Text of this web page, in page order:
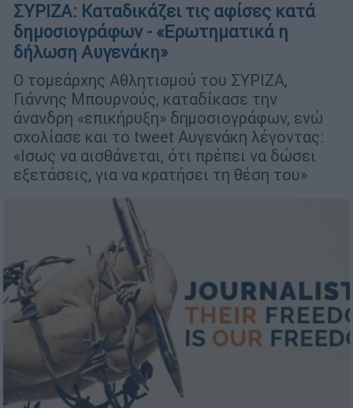
ΣΥΡΙΖΑ: Καταδικάζει τις αφίσες κατά
δημοσιογράφων - «Ερωτηματικά η
δήλωση Αυγενάκη»
Ο τομεάρχης Αθλητισμού του ΣΥΡΙΖΑ,
Γιάννης Μπουρνούς, καταδίκασε την
άνανδρη «επικήρυξη» δημοσιογράφων, ενώ
σχολίασε και το tweet Αυγενάκη λέγοντας:
«Ισως να αισθάνεται, ότι πρέπει να δώσει
εξετάσεις, για να κρατήσει τη θέση του»